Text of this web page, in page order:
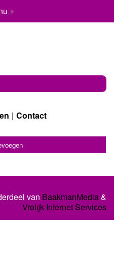
+
Contact
van BaakmanMedia&
Vrolijk Internet Services